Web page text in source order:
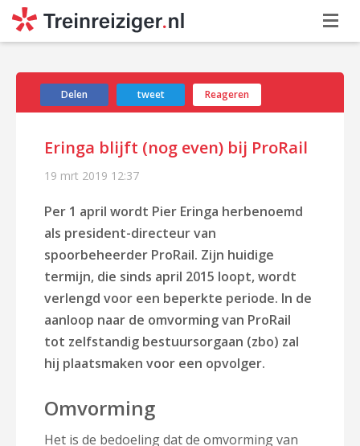
Delen tweet Reageren
Eringa blijft (nog even) bij ProRail
19 mrt 2019 12:37
Per 1 april wordt Pier Eringa herbenoemd
als president-directeur van
spoorbeheerder ProRail. Zijn huidige
termijn, die sinds april 2015 loopt, wordt
verlengd voor een beperkte periode. In de
aanloop naar de omvorming van ProRail
tot zelfstandig bestuursorgaan (zbo) zal
hij plaatsmaken voor een opvolger.
Omvorming
Het is de bedoeling dat de omvorming van